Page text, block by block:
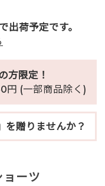
出荷予定です。
方限定！
円 (一部商品除く)
を贈りませんか？
ーツ